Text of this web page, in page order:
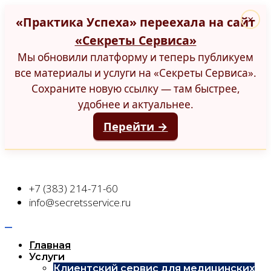
«Практика Успеха» переехала на сайт
«Секреты Сервиса»
Мы обновили платформу и теперь публикуем
все материалы и услуги на «Секреты Сервиса».
Сохраните новую ссылку — там быстрее,
удобнее и актуальнее.
Перейти →
×
+7 (383) 214-71-60
info@secretsservice.ru
Главная
Услуги
Клиентский сервис для медицинских